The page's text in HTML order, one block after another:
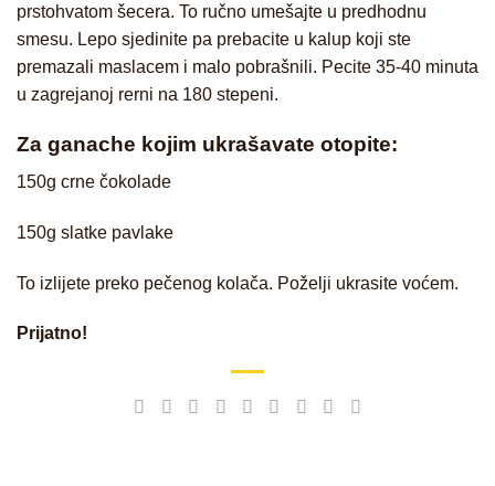
prstohvatom šecera. To ručno umešajte u predhodnu
smesu. Lepo sjedinite pa prebacite u kalup koji ste
premazali maslacem i malo pobrašnili. Pecite 35-40 minuta
u zagrejanoj rerni na 180 stepeni.
Za ganache kojim ukrašavate otopite:
150g crne čokolade
150g slatke pavlake
To izlijete preko pečenog kolača. Poželji ukrasite voćem.
Prijatno!